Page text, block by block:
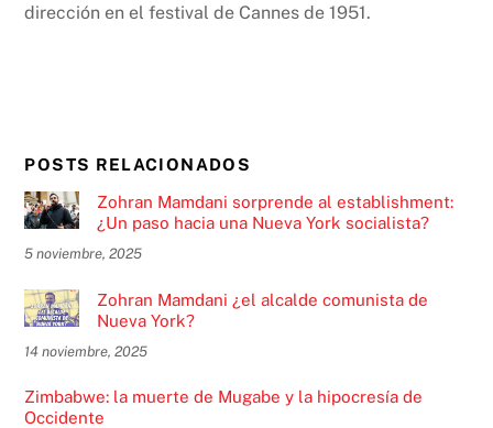
dirección en el festival de Cannes de 1951.
POSTS RELACIONADOS
Zohran Mamdani sorprende al establishment:
¿Un paso hacia una Nueva York socialista?
5 noviembre, 2025
Zohran Mamdani ¿el alcalde comunista de
Nueva York?
14 noviembre, 2025
Zimbabwe: la muerte de Mugabe y la hipocresía de
Occidente